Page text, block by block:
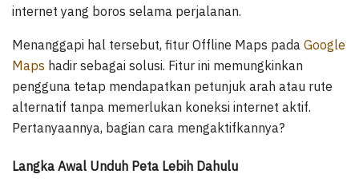
internet yang boros selama perjalanan.
Menanggapi hal tersebut, fitur Offline Maps pada Google
Maps hadir sebagai solusi. Fitur ini memungkinkan
pengguna tetap mendapatkan petunjuk arah atau rute
alternatif tanpa memerlukan koneksi internet aktif.
Pertanyaannya, bagian cara mengaktifkannya?
Langka Awal Unduh Peta Lebih Dahulu